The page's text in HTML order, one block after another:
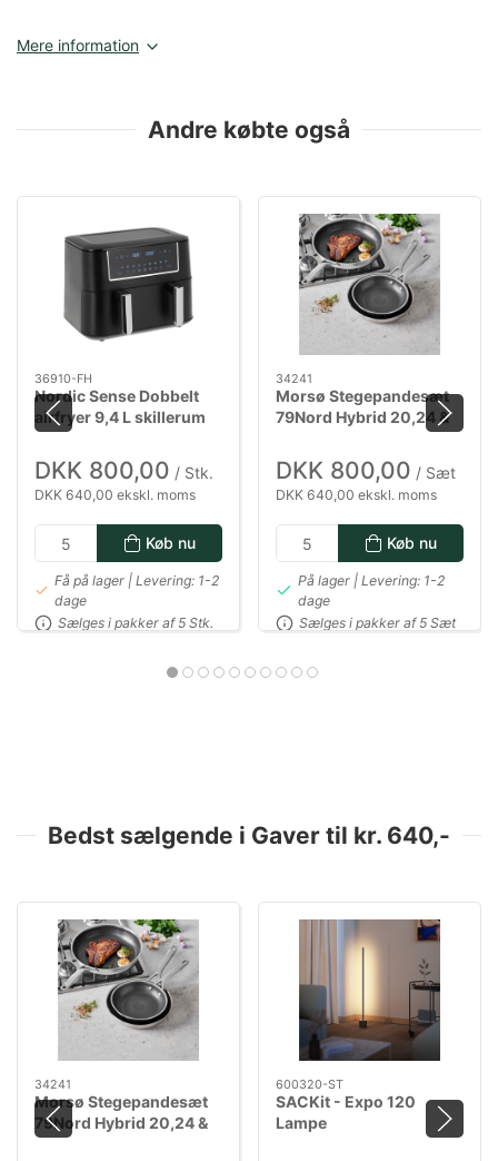
Mere information
Andre købte også
36910-FH
Nordic Sense Dobbelt
airfryer 9,4 L skillerum
2800 watt i sort
DKK 800,00 / Stk.
DKK 640,00 ekskl. moms
Køb nu
Få på lager | Levering: 1-2
dage
Sælges i pakker af 5 Stk.
34241
Morsø Stegepandesæt
79Nord Hybrid 20,24 &
DKK 800,00 / Sæt
DKK 640,00 ekskl. moms
Køb nu
På lager | Levering: 1-2
dage
Sælges i pakker af 5 Sæt
Bedst sælgende i Gaver til kr. 640,-
34241
Morsø Stegepandesæt
79Nord Hybrid 20,24 &
28 cm
600320-ST
SACKit - Expo 120
Lampe